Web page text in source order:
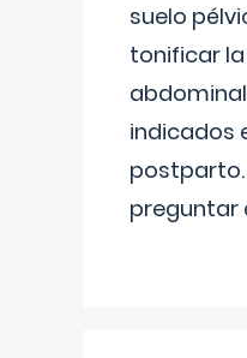
suelo
tonificar
indicados
postparto.
preguntar